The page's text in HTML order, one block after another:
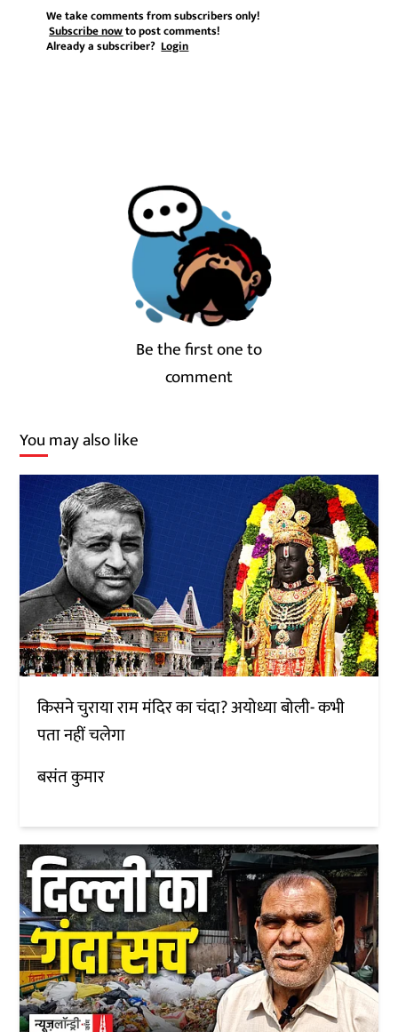
We take comments from subscribers only!
Subscribe nowto post comments!
Already a subscriber?Login
Be the first one to
comment
You may also like
किसने चुराया राम मंदिर का चंदा? अयोध्या बोली- कभी
पता नहीं चलेगा
बसंत कुमार